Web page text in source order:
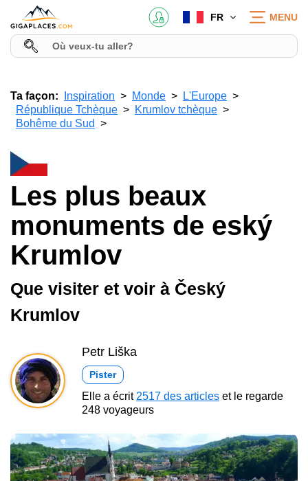
FR MENU
Ta façon: Inspiration Monde
L'Europe
République Tchèque
Krumlov tchèque
Bohême du Sud
Les plus beaux
monuments de eský
Krumlov
Que visiter et voir à Český
Krumlov
Petr Liška
Pister
Elle a écrit 2517 des articles et le regarde
248 voyageurs